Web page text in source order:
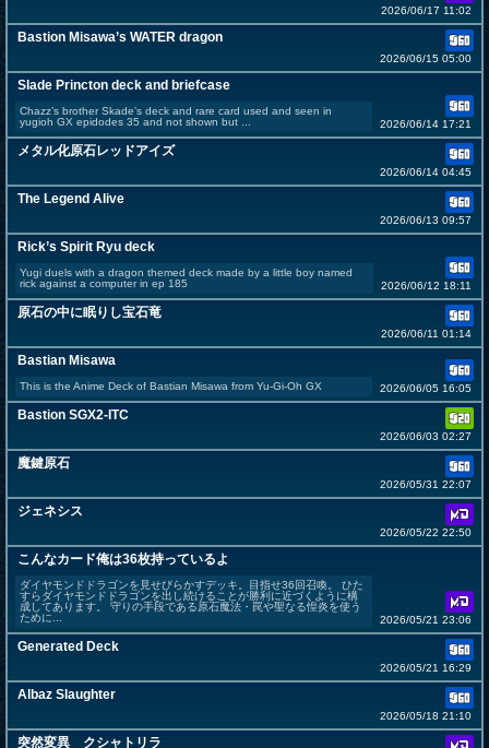
2026/06/17 11:02
Bastion Misawa’s WATER dragon
2026/06/15 05:00
Slade Princton deck and briefcase
Chazz’s brother Skade’s deck and rare card used and seen in
yugioh GX epidodes 35 and not shown but ...
2026/06/14 17:21
メタル化原石レッドアイズ
2026/06/14 04:45
The Legend Alive
2026/06/13 09:57
Rick’s Spirit Ryu deck
Yugi duels with a dragon themed deck made by a little boy named
rick against a computer in ep 185
2026/06/12 18:11
原石の中に眠りし宝石竜
2026/06/11 01:14
Bastian Misawa
This is the Anime Deck of Bastian Misawa from Yu-Gi-Oh GX 2026/06/05 16:05
Bastion SGX2-ITC
2026/06/03 02:27
魔鍵原石
2026/05/31 22:07
ジェネシス
2026/05/22 22:50
こんなカード俺は36枚持っているよ
ダイヤモンドドラゴンを見せびらかすデッキ。目指せ36回召喚。 ひた
すらダイヤモンドドラゴンを出し続けることが勝利に近づくように構
成してあります。 守りの手段である原石魔法・罠や聖なる惶炎を使う
ために...
2026/05/21 23:06
Generated Deck
2026/05/21 16:29
Albaz Slaughter
2026/05/18 21:10
突然変異 クシャトリラ